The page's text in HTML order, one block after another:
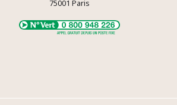
75001 Paris